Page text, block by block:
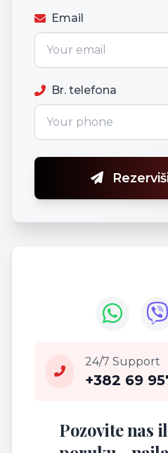
Email
Br. telefona
24/7 Support
+382 69
Pozovite nas